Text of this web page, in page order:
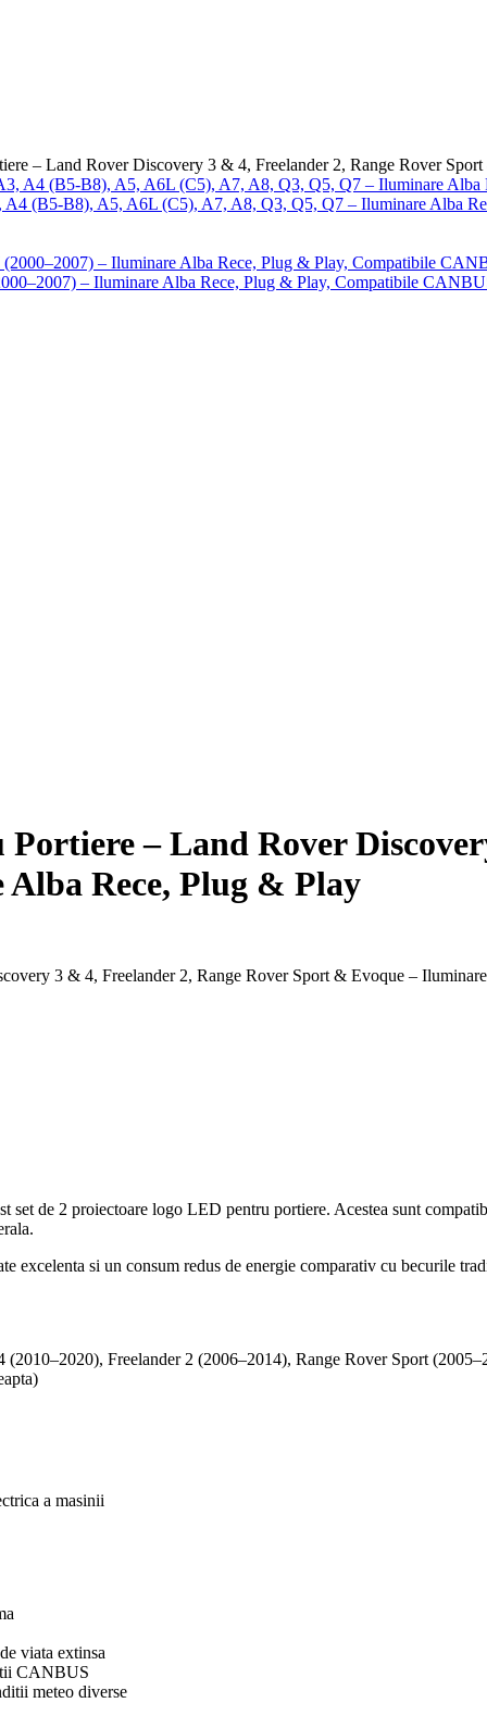
– Land Rover Discovery 3 & 4, Freelander 2, Range Rover
(B5-B8), A5, A6L (C5), A7, A8, Q3, Q5, Q7 – Iluminare Alba
– Iluminare Alba Rece, Plug & Play, Compatibile
– Land Rover
Rece, Plug & Play
3 & 4, Freelander 2, Range Rover Sport & Evoque –
set de 2 proiectoare logo LED pentru portiere. Acestea sunt
si un consum redus de energie comparativ cu becurile
Freelander 2 (2006–2014), Range Rover Sport
a masinii
viata extinsa
CANBUS
meteo diverse